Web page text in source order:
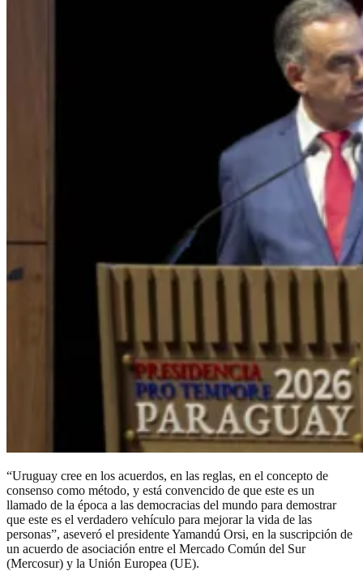
“Uruguay cree en los acuerdos, en las reglas, en el concepto de
consenso como método, y está convencido de que este es un
llamado de la época a las democracias del mundo para demostrar
que este es el verdadero vehículo para mejorar la vida de las
personas”, aseveró el presidente Yamandú Orsi, en la suscripción de
un acuerdo de asociación entre el Mercado Común del Sur
(Mercosur) y la Unión Europea (UE).